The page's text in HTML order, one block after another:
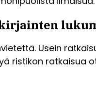
Usein
ristikon